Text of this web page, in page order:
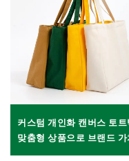
커스텀 개인화 캔버스 토트
맞춤형 상품으로 브랜드 가